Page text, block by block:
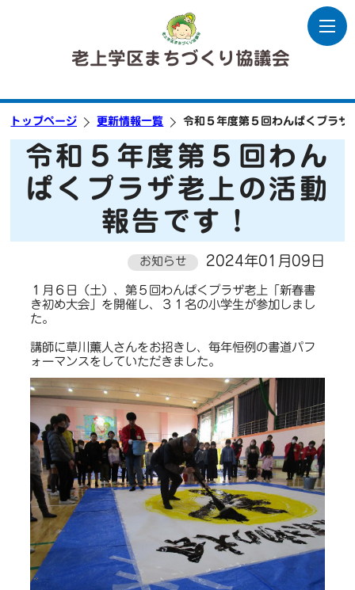
老上学区まちづくり協議会
トップページ 更新情報一覧 令和５年度第５回わんぱくプラザ
令和５年度第５回わん
ぱくプラザ老上の活動
報告です！
お知らせ 2024年01月09日
１月６日（土）、第５回わんぱくプラザ老上「新春書
き初め大会」を開催し、３１名の小学生が参加しまし
た。
講師に草川薫人さんをお招きし、毎年恒例の書道パフ
ォーマンスをしていただきました。